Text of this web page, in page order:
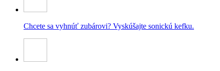
Chcete sa vyhnúť zubárovi? Vyskúšajte sonickú kefku.